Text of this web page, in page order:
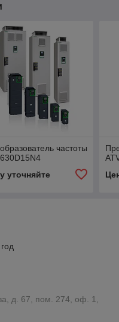
частоты
уточняйте
д. 67, пом. 274, оф. 1,